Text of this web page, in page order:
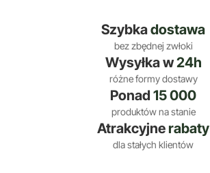
Szybkadostawa
bez zbędnej zwłoki
Wysyłka w24h
różne formy dostawy
Ponad 15 000
produktów na stanie
Atrakcyjnerabaty
dla stałych klientów